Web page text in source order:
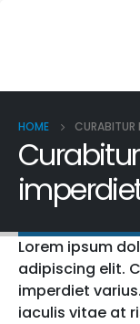
HOME CURABITUR
Lorem ipsum
adipiscing elit.
imperdiet
iaculis vitae at